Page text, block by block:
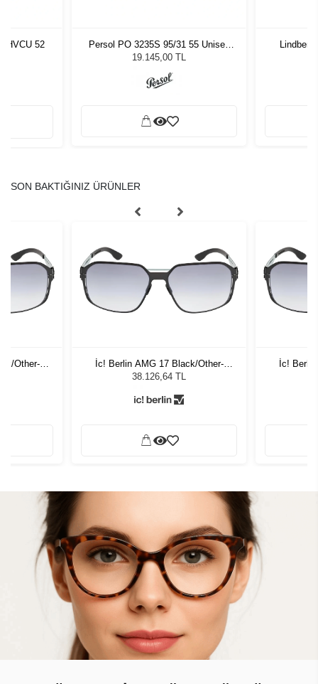
HVCU 52
Persol PO 3235S 95/31 55 Unisex
Güneş Gözlüğü
19.145,00 TL
SON BAKTIĞINIZ ÜRÜNLER
Other-
İc! Berlin AMG 17 Black/Other-
Gradient SMK Erkek Güneş Gözlüğü
38.126,64 TL
İc!